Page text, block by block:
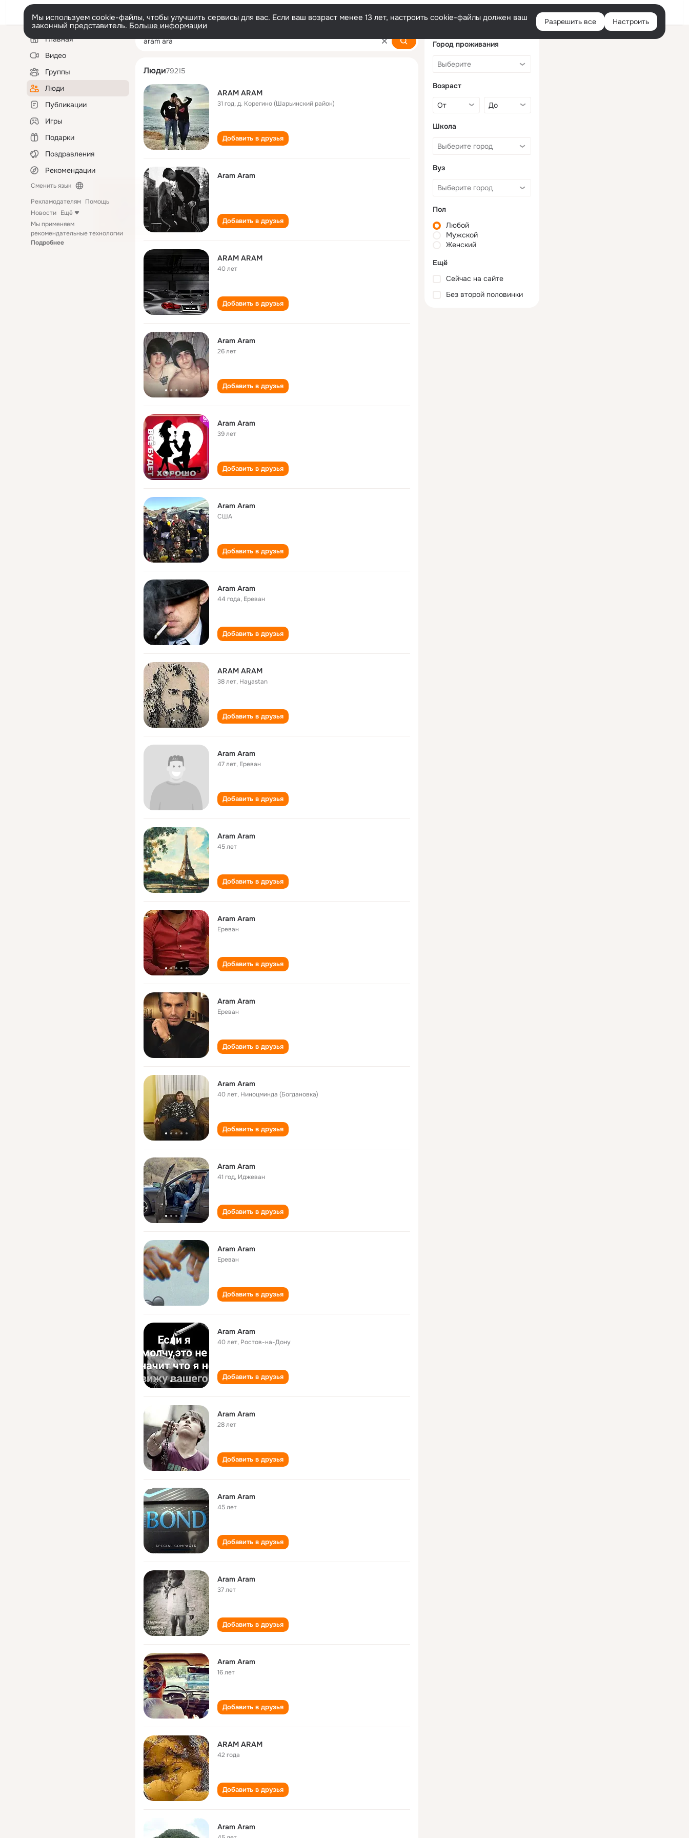
Войти
Мы используем cookie-файлы, чтобы улучшить сервисы для вас. Если ваш возраст менее 13 лет, настроить cookie-файлы должен ваш
законный представитель. Больше информации Разрешить все Настроить
Левая
колонкаГлавная
Видео
Группы
Люди
Публикации
Игры
Подарки
Поздравления
Рекомендации
Сменить язык
Рекламодателям Помощь
Новости Ещё
Мы применяем
рекомендательные технологии
Подробнее
aram ara
Люди79215
ARAM ARAM
31 год,д. Корегино (Шарьинский район)
Добавить в друзья
Aram Aram
Добавить в друзья
ARAM ARAM
40 лет
Добавить в друзья
Aram Aram
26 лет
Добавить в друзья
Aram Aram
39 лет
Добавить в друзья
Aram Aram
США
Добавить в друзья
Aram Aram
44 года, Ереван
Добавить в друзья
ARAM ARAM
38 лет, Hayastan
Добавить в друзья
Aram Aram
47 лет, Ереван
Добавить в друзья
Aram Aram
45 лет
Добавить в друзья
Aram Aram
Ереван
Добавить в друзья
Aram Aram
Ереван
Добавить в друзья
Aram Aram
40 лет, Ниноцминда (Богдановка)
Добавить в друзья
Aram Aram
41 год, Иджеван
Добавить в друзья
Aram Aram
Ереван
Добавить в друзья
Aram Aram
40 лет, Ростов-на-Дону
Добавить в друзья
Aram Aram
28 лет
Добавить в друзья
Aram Aram
45 лет
Добавить в друзья
Aram Aram
37 лет
Добавить в друзья
Aram Aram
16 лет
Добавить в друзья
ARAM ARAM
42 года
Добавить в друзья
Aram Aram
Город проживания
Возраст
Школа
Вуз
Пол
Любой
Мужской
Женский
Ещё
Сейчас на сайте
Без второй половинки